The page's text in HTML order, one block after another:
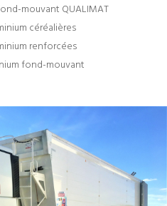
mouvant QUALIMAT
céréalières
renforcées
fond-mouvant